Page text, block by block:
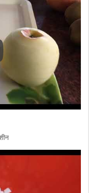
700H फल छीलने की मशीन